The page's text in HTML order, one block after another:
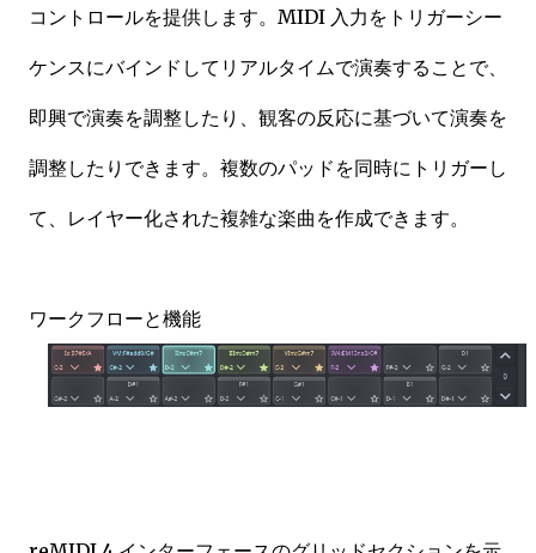
コントロールを提供します。MIDI 入力をトリガーシー
ケンスにバインドしてリアルタイムで演奏することで、
即興で演奏を調整したり、観客の反応に基づいて演奏を
調整したりできます。複数のパッドを同時にトリガーし
て、レイヤー化された複雑な楽曲を作成できます。
ワークフローと機能